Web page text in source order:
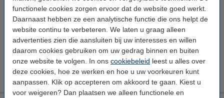
functionele cookies zorgen ervoor dat de website goed werkt.
Daarnaast hebben ze een analytische functie die ons helpt de
website continu te verbeteren. We laten u graag alleen
advertenties zien die aansluiten bij uw interesses en willen
daarom cookies gebruiken om uw gedrag binnen en buiten
onze website te volgen. In ons cookiebeleid leest u alles over
deze cookies, hoe ze werken en hoe u uw voorkeuren kunt
aanpassen. Klik op accepteren om akkoord te gaan. Kiest u
voor weigeren? Dan plaatsen we alleen functionele en
Duracell 4.5V / 3LR12 Batterij 5.400 mAh
Bekijk de specificaties en beschrijving
Direct leverbaar
Morgen in huis
€ 34,95 Bestellen